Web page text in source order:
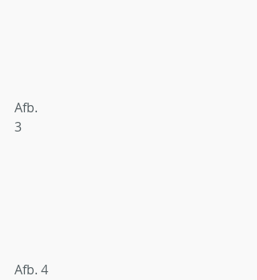
Afb.
3
Afb. 4